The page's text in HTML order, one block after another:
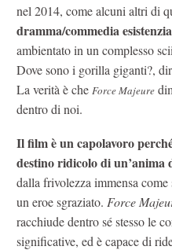
nel 2014, come alcuni altri di
dramma/commedia
ambientato in un complesso
Dove sono i gorilla giganti?,
La verità è che Force Majeure
dentro di noi.
Il film è un capolavoro
destino ridicolo di un’anima
dalla frivolezza immensa
un eroe sgraziato. Force
racchiude dentro sé stesso le
significative, ed è capace di